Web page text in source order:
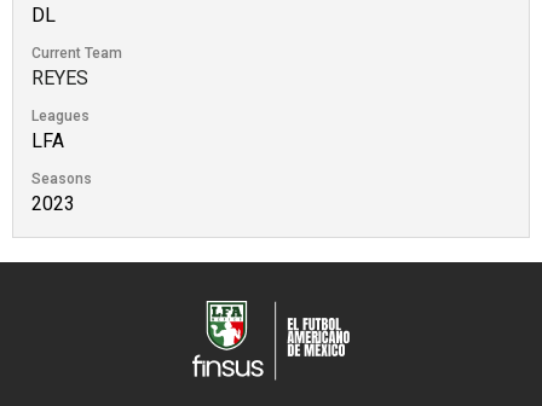
DL
Current Team
REYES
Leagues
LFA
Seasons
2023